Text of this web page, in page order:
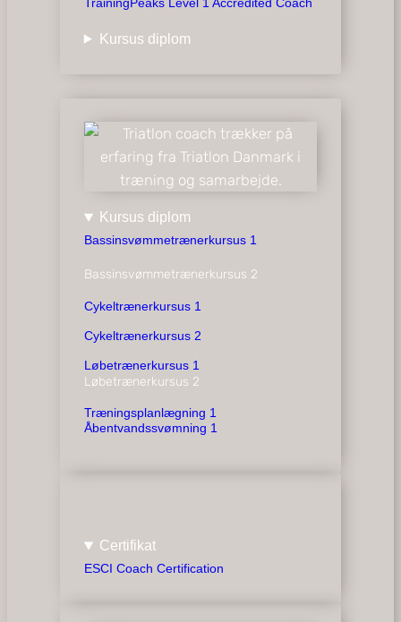
Kursus diplom
Kursus diplom
Bassinsvømmetrænerkursus 1
Bassinsvømmetrænerkursus 2
Cykeltrænerkursus 1
Cykeltrænerkursus 2
Løbetrænerkursus 1
Løbetrænerkursus 2
Træningsplanlægning 1
Åbentvandssvømning 1
Certifikat
ESCI Coach Certification